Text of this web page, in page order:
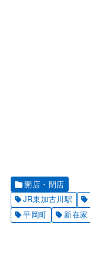
開店・閉店
JR東加古川駅
平岡町
新在家